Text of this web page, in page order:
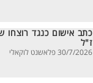
כתב אישום כנגד רוצחו
ז"ל
30/7/2026 פלאשנט לוקאלי